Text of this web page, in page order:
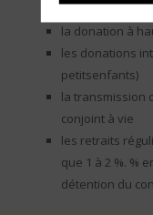
une piste à
la donation à
les donations
petitsenfants)
la transmission
conjoint à vie
les retraits
que 1 à 2 %. %
détention du